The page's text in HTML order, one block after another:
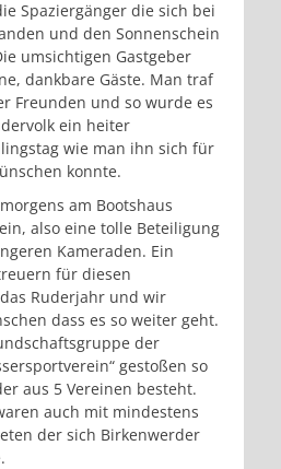
Spaziergänger die sich bei
und den Sonnenschein
umsichtigen Gastgeber
dankbare Gäste. Man traf
Freunden und so wurde es
ein heiter
wie man ihn sich für
konnte.
am Bootshaus
also eine tolle Beteiligung
Kameraden. Ein
für diesen
Ruderjahr und wir
dass es so weiter geht.
der
gestoßen so
aus 5 Vereinen besteht.
auch mit mindestens
der sich Birkenwerder